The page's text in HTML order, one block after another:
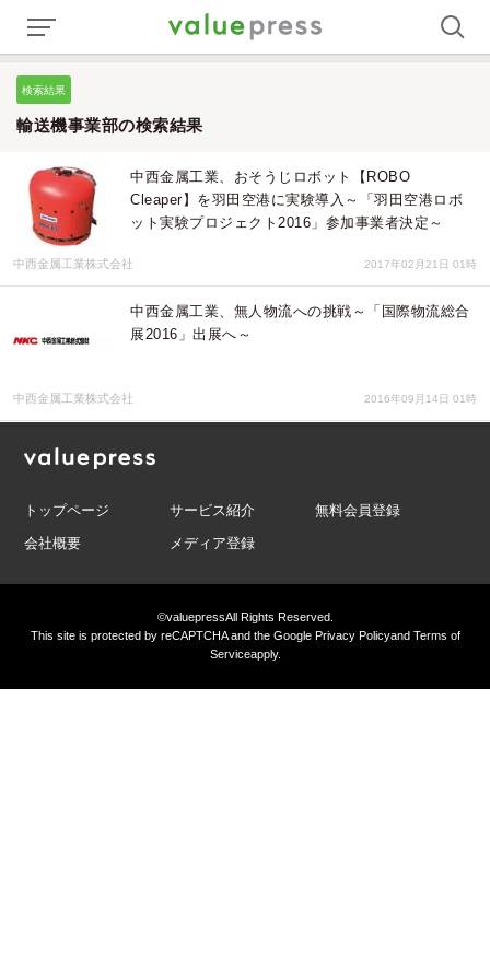
検索結果
輸送機事業部の検索結果
中西金属工業、おそうじロボット【ROBO
Cleaper】を羽田空港に実験導入～「羽田空港ロボ
ット実験プロジェクト2016」参加事業者決定～
中西金属工業株式会社 2017年02月21日 01時
中西金属工業、無人物流への挑戦～「国際物流総合
展2016」出展へ～
中西金属工業株式会社 2016年09月14日 01時
トップページ サービス紹介
無料会員登録
会社概要
メディア登録
©valuepressAll Rights Reserved.
This site is protected by reCAPTCHA and the GooglePrivacy Policyand Terms of
Serviceapply.